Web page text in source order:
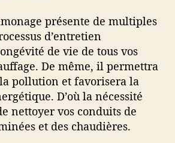
présente de multiples
d’entretien
de vie de tous vos
De même, il permettra
pollution et favorisera la
D’où la nécessité
nettoyer vos conduits de
et des chaudières.